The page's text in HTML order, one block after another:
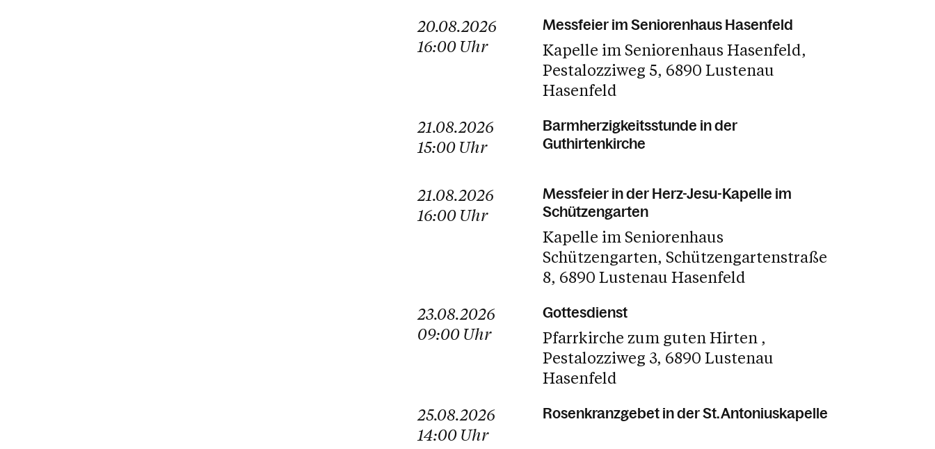
20.08.2026
16:00 Uhr
Messfeier im Seniorenhaus Hasenfeld
Kapelle im Seniorenhaus Hasenfeld
Pestalozziweg 5 6890 Lustenau
Hasenfeld
21.08.2026
15:00 Uhr
Barmherzigkeitsstunde in der
Guthirtenkirche
21.08.2026
16:00 Uhr
Messfeier in der Herz-Jesu-Kapelle im
Schützengarten
Kapelle im Seniorenhaus
Schützengarten Schützengartenstraße
8 6890 Lustenau Hasenfeld
23.08.2026
09:00 Uhr
Gottesdienst
Pfarrkirche zum guten Hirten
Pestalozziweg 3 6890 Lustenau
Hasenfeld
25.08.2026
14:00 Uhr
Rosenkranzgebet in der St. Antoniuskapelle